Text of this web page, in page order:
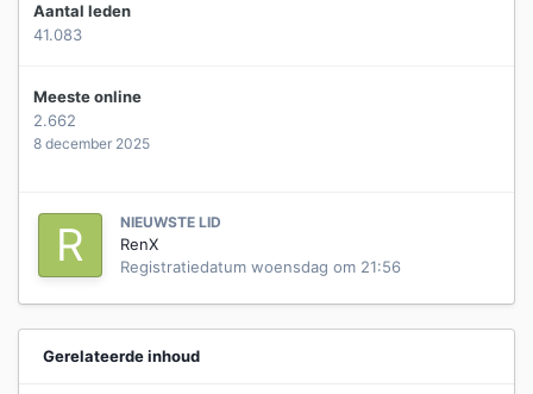
Aantal leden
41.083
Meeste online
2.662
8 december 2025
NIEUWSTE LID
RenX
Registratiedatum woensdag om 21:56
Gerelateerde inhoud